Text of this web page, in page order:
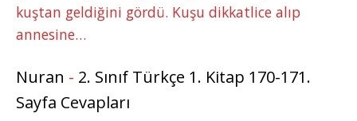
kuştan geldiğini gördü. Kuşu dikkatlice alıp
annesine…
Nuran - 2. Sınıf Türkçe 1. Kitap 170-171.
Sayfa Cevapları